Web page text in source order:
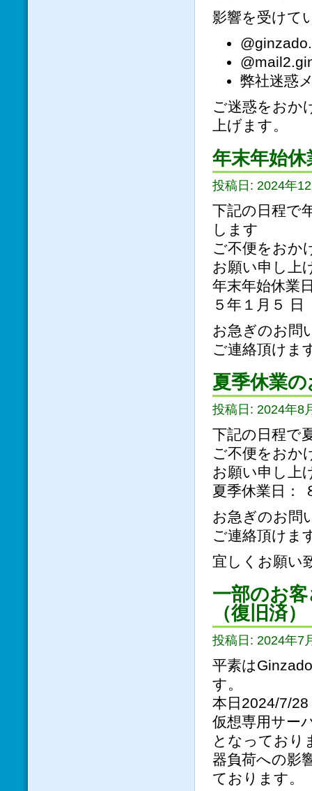
影響を受けて
弊社迷惑
ご迷惑をおか
上げます。
年末年始
投稿日: 2024年
下記の日程で
します
ご不便をおか
お願い申し上
年末年始休業
５年１月５ 日
お急ぎのお問
ご連絡頂けま
夏季休業
投稿日: 2024年8
下記の日程で
ご不便をおか
お願い申し上
夏季休業日：
お急ぎのお問
ご連絡頂けま
宜しくお願い
一部のお
（復旧済）
投稿日: 2024年7
平素は
す。
本日2024/7/
仮想専用サー
となっており
器負荷への影
ております。